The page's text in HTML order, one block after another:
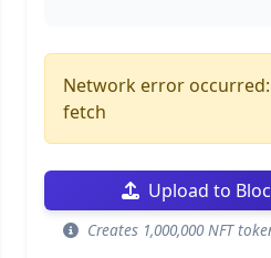
Network error occurred:
fetch
Upload to
Creates 1,000,000 NFT